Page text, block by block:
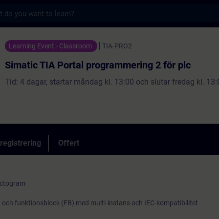
programmering 2 för plc -
Learning Event - Classroom TIA-PRO2
Simatic TIA Portal programmering 2 för plc
Tid: 4 dagar, startar måndag kl. 13:00 och slutar fredag kl.
Offert
funktionsblock (FB) med multi-instans och IEC-kompatibilitet